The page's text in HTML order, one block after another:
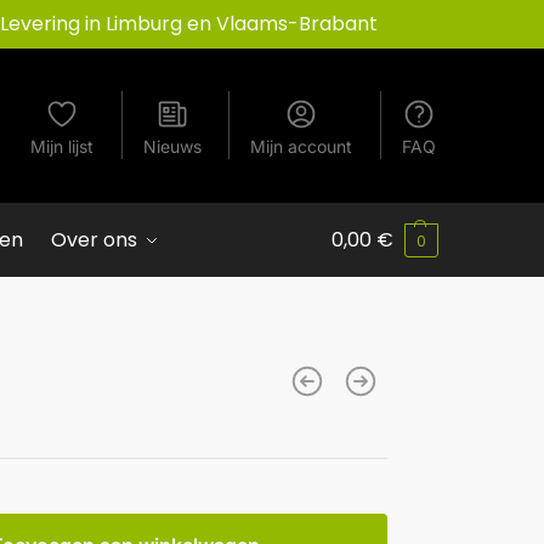
Levering in Limburg en Vlaams-Brabant
Mijn lijst Nieuws Mijn account FAQ
Over ons 0,00 € 0